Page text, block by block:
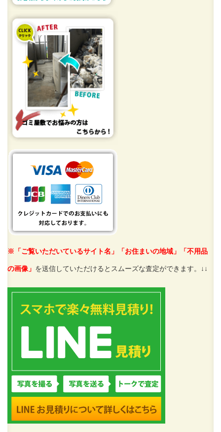
※「ご覧いただいているサイト名」「お住まいの地域」「不用品
の画像」 を送信していただけるとスムーズな査定ができます。↓↓